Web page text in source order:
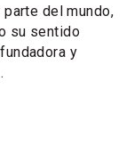
del mundo,
su sentido
y